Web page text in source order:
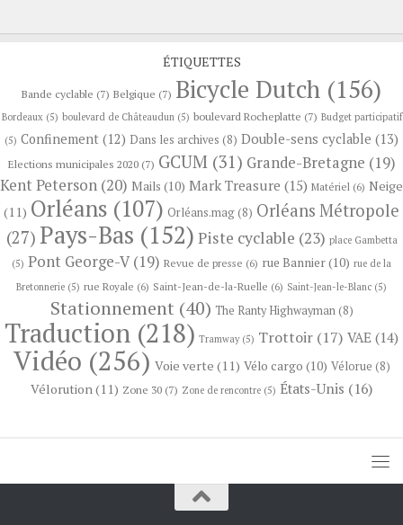
ÉTIQUETTES
Bande cyclable (7) Belgique (7) Bicycle Dutch (156)
Bordeaux(5) boulevard de Châteaudun(5) boulevard Rocheplatte (7) Budget participatif
(5) Confinement (12) Dans les archives (8) Double-sens cyclable (13)
Elections municipales 2020(7) GCUM (31) Grande-Bretagne (19)
Kent Peterson (20) Mails (10) Mark Treasure (15) Matériel (6) Neige
(11) Orléans (107) Orléans.mag (8) Orléans Métropole
(27) Pays-Bas (152) Piste cyclable (23) place Gambetta
(5) Pont George-V(19) Revue de presse (6) rue Bannier(10) rue de la
Bretonnerie (5) rue Royale (6) Saint-Jean-de-la-Ruelle (6) Saint-Jean-le-Blanc (5)
Stationnement (40) The Ranty Highwayman(8)
Traduction (218) Tramway(5) Trottoir (17) VAE (14)
Vidéo (256) Voie verte (11) Vélo cargo (10) Vélorue (8)
Vélorution(11) Zone 30 (7) Zone de rencontre (5) États-Unis (16)